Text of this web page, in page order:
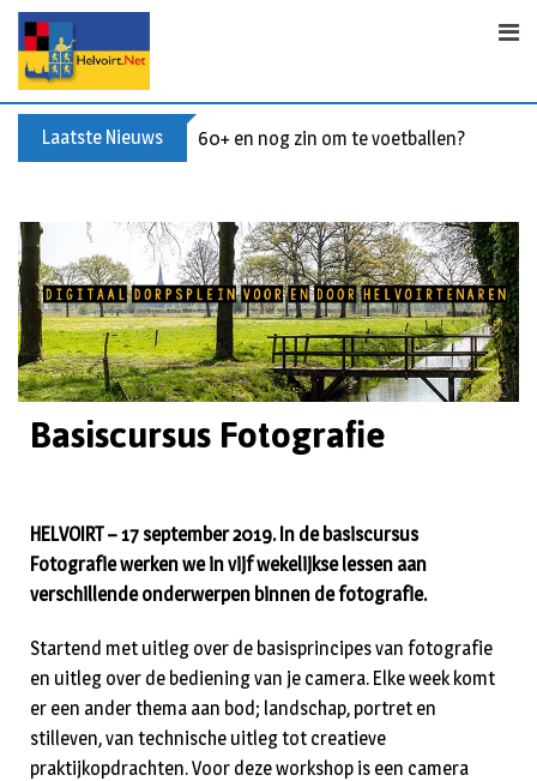
Laatste Nieuws 60+ en nog zin om te voetballen? Kom
Basiscursus Fotografie
HELVOIRT – 17 september 2019. In de basiscursus
Fotografie werken we in vijf wekelijkse lessen aan
verschillende onderwerpen binnen de fotografie.
Startend met uitleg over de basisprincipes van fotografie
en uitleg over de bediening van je camera. Elke week komt
er een ander thema aan bod; landschap, portret en
stilleven, van technische uitleg tot creatieve
praktijkopdrachten. Voor deze workshop is een camera